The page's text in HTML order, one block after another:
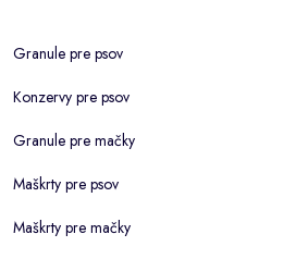
Granule pre psov
Konzervy pre psov
Granule pre mačky
Maškrty pre psov
Maškrty pre mačky